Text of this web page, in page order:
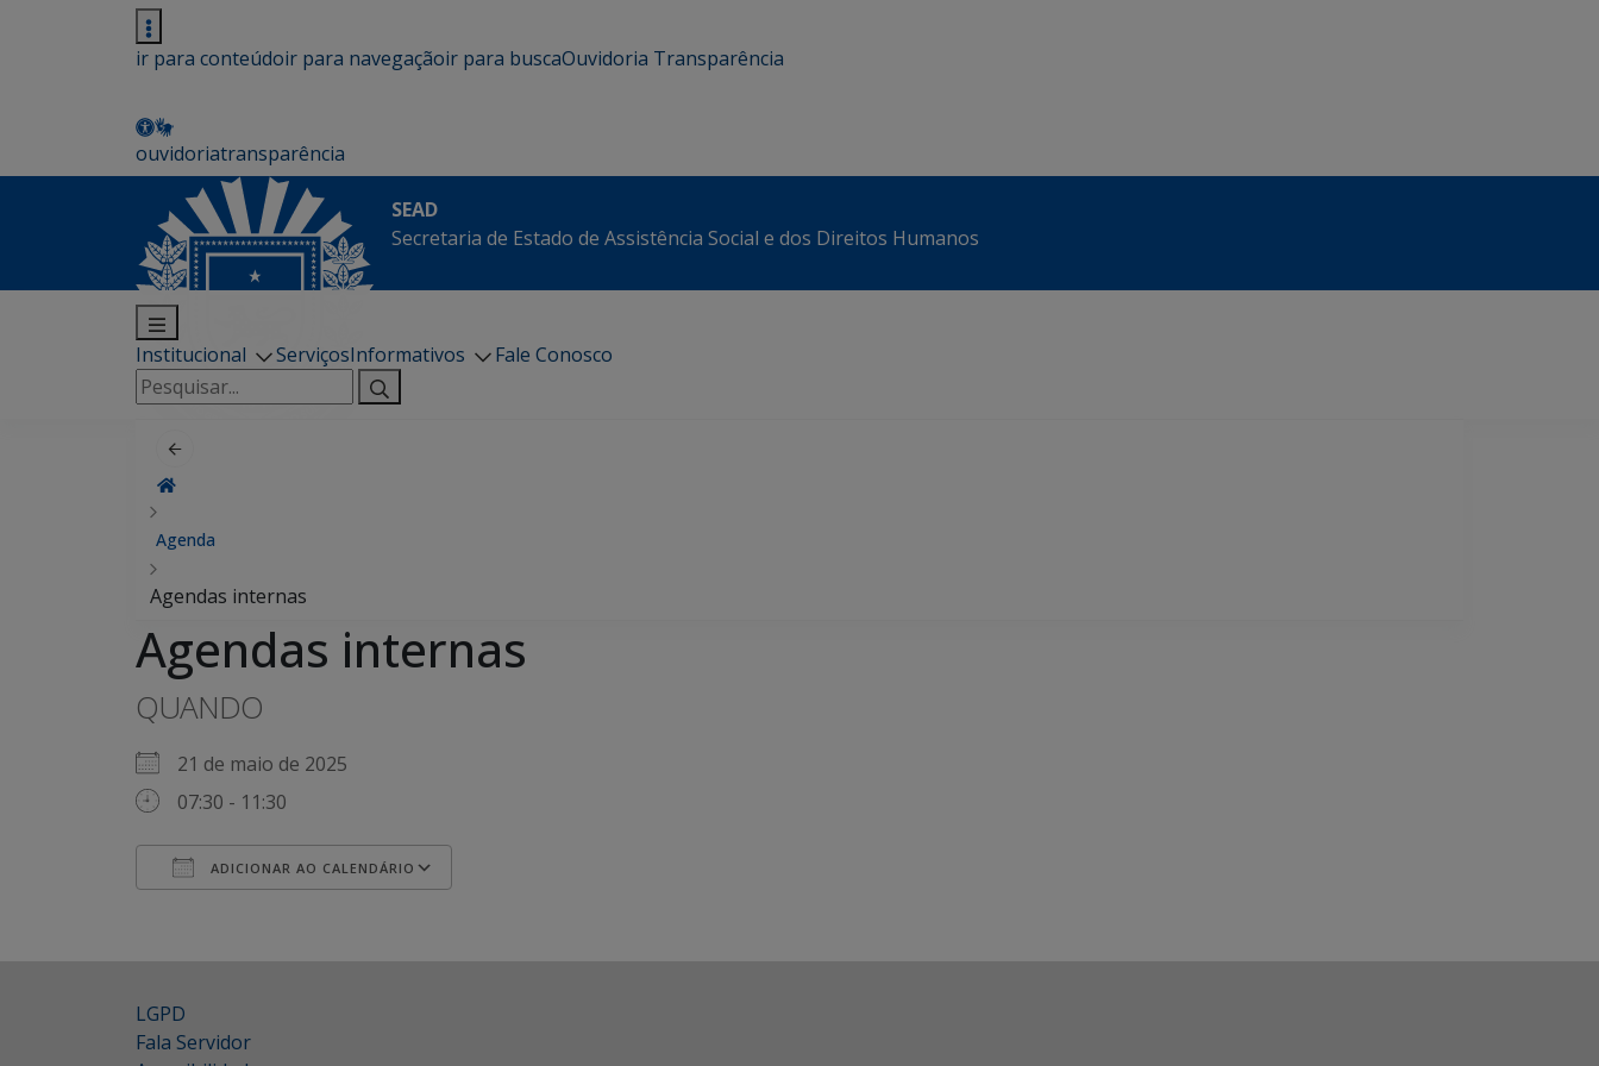
ir para conteúdoir para navegaçãoir para buscaOuvidoria Transparência
ouvidoriatransparência
SEAD
Secretaria de Estado de Assistência Social e dos Direitos Humanos
Institucional ServiçosInformativos
Fale Conosco
Pesquisar
por:
Agenda
Agendas internas
Agendas internas
QUANDO
21 de maio de 2025
07:30 - 11:30
ADICIONAR AO CALENDÁRIO
LGPD
Fala Servidor